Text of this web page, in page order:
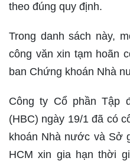
theo đúng quy định.
Trong danh sách này,
công văn xin tạm hoãn
ban Chứng khoán Nhà
Công ty Cổ phần Tập
(HBC) ngày 19/1 đã có
khoán Nhà nước và Sở
HCM xin gia hạn thời